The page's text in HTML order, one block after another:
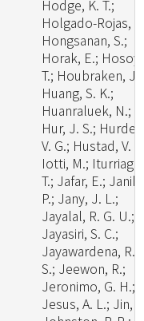
Hodge, K. T.;
Holgado-Rojas,
Hongsanan, S.;
Horak, E.;
T.; Houbraken, J.;
Huang, S. K.;
Huanraluek, N.;
Hur, J. S.;
V. G.; Hustad, V.
Iotti, M.; Iturriaga,
T.; Jafar, E.; Janik,
P.; Jany, J. L.;
Jayalal, R. G. U.;
Jayasiri, S. C.;
Jayawardena, R.
S.; Jeewon, R.;
Jeronimo, G. H.;
Jesus, A. L.; Jin,